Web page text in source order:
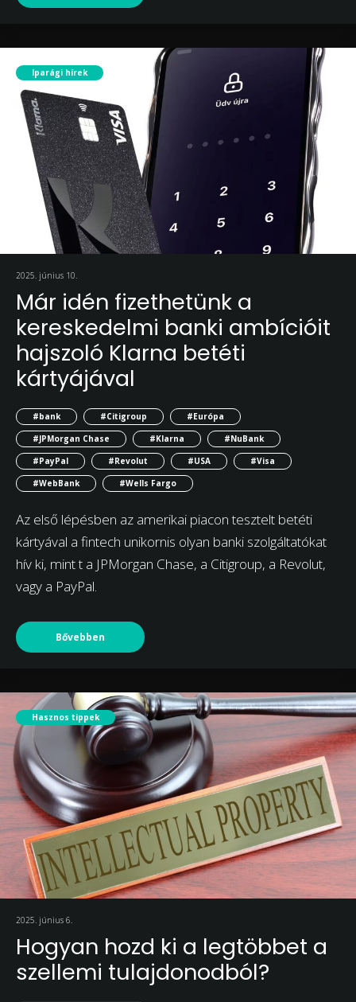
Iparági hírek
2025. június 10.
Már idén fizethetünk a
kereskedelmi banki ambícióit
hajszoló Klarna betéti
kártyájával
#bank #Citigroup
#Európa
#JPMorgan Chase
#Klarna
#NuBank
#PayPal
#Revolut #USA
#Visa
#WebBank
#Wells Fargo
Az első lépésben az amerikai piacon tesztelt betéti
kártyával a fintech unikornis olyan banki szolgáltatókat
hív ki, mint t a JPMorgan Chase, a Citigroup, a Revolut,
vagy a PayPal.
Bővebben
Hasznos tippek
2025. június 6.
Hogyan hozd ki a legtöbbet a
szellemi tulajdonodból?